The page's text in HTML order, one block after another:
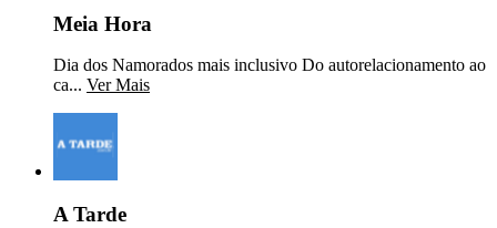
Meia Hora
Dia dos Namorados mais inclusivo Do autorelacionamento ao
ca... Ver Mais
A Tarde